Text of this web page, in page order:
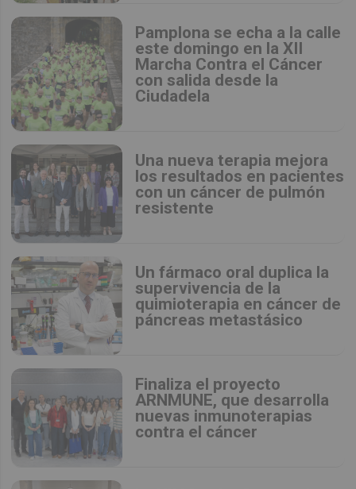
Pamplona se echa a la calle
este domingo en la XII
Marcha Contra el Cáncer
con salida desde la
Ciudadela
Una nueva terapia mejora
los resultados en pacientes
con un cáncer de pulmón
resistente
Un fármaco oral duplica la
supervivencia de la
quimioterapia en cáncer de
páncreas metastásico
Finaliza el proyecto
ARNMUNE, que desarrolla
nuevas inmunoterapias
contra el cáncer